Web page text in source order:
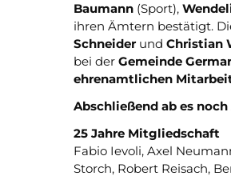
Baumann (Sport),
ihren Ämtern bestätigt.
Schneider und Christian
bei der Gemeinde
ehrenamtlichen
Abschließend ab es
25 Jahre Mitgliedschaft
Fabio Ievoli, Axel
Storch, Robert Reisach,